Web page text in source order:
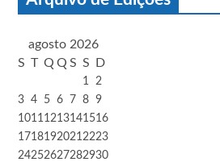
agosto 2026
S T Q Q S S D
1
2
3 4 5 6 7 8 9
1011 1213141516
1718192021 2223
24252627282930